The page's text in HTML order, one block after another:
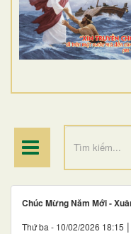
BAN MỤC VỤ
ĐOÀN THỂ CG
ĐIỂM HÀNH HƯƠNG
Chúc Mừng Năm Mới -
Thứ ba - 10/02/2026 18:15 |